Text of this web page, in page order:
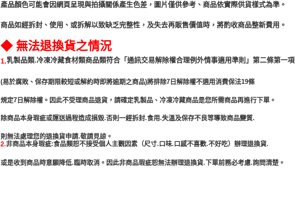
產品顏色可能會因網頁呈現與拍攝關係產生色差，圖片僅供參考、商品依實際供貨樣式為準。
商品如經拆封、使用、或拆解以致缺乏完整性，及失去再販售價值時，將酌收商品整﻿新費用。
◆ 無法退換貨之情況
1.乳製品類.冷凍冷藏食材類商品類符合 「通訊交易解除權合理例外情事適用準則」第二條第一項
(易於腐敗、保存期限較短或解約時即將逾期之商品)將排除7日解除權不適用消費保法19條
規定7日解除權。因此不受理商品退貨，請確定乳製品、冷凍冷藏商品是您所需商品再進行下單。
除商品本身瑕疵或運送過程造成損毀.否則一經拆封.食用.失溫及保存不良等導致商品變質.
2.非商品本身瑕疵:食品類恕不接受個人主觀因素（尺寸.口味.口感不喜歡.不好吃）辦理退換貨.
或是收到商品時意願降低.臨時取消。因此非商品瑕疵恕無法辦理退換貨.下單前務必考慮.詢問清楚。